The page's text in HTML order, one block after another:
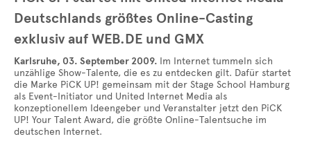
Deutschlands größtes Online-Casting
exklusiv auf WEB.DE und GMX
Karlsruhe, 03. September 2009. Im Internet tummeln sich
unzählige Show-Talente, die es zu entdecken gilt. Dafür startet
die Marke PiCK UP! gemeinsam mit der Stage School Hamburg
als Event-Initiator und United Internet Media als
konzeptionellem Ideengeber und Veranstalter jetzt den PiCK
UP! Your Talent Award, die größte Online-Talentsuche im
deutschen Internet.